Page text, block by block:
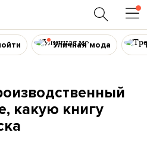
Уличная мода
какую книгу